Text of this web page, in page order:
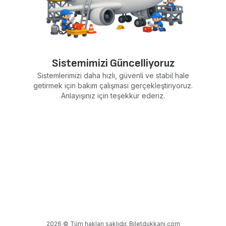
Sistemimizi Güncelliyoruz
Sistemlerimizi daha hızlı, güvenli ve stabil hale
getirmek için bakım çalışması gerçekleştiriyoruz.
Anlayışınız için teşekkür ederiz.
2026 © Tüm hakları saklıdır. Biletdukkani.com